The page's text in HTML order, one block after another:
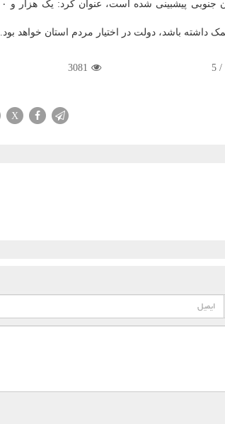
داشته باشد، دولت در اختیار مردم استان خواهد بود.
/
5
3081
X